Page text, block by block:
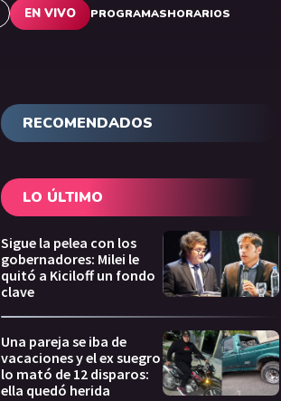
EN VIVO PROGRAMASHORARIOS
RECOMENDADOS
LO ÚLTIMO
Sigue la pelea con los
gobernadores: Milei le
quitó a Kiciloff un fondo
clave
Una pareja se iba de
vacaciones y el ex suegro
lo mató de 12 disparos:
ella quedó herida